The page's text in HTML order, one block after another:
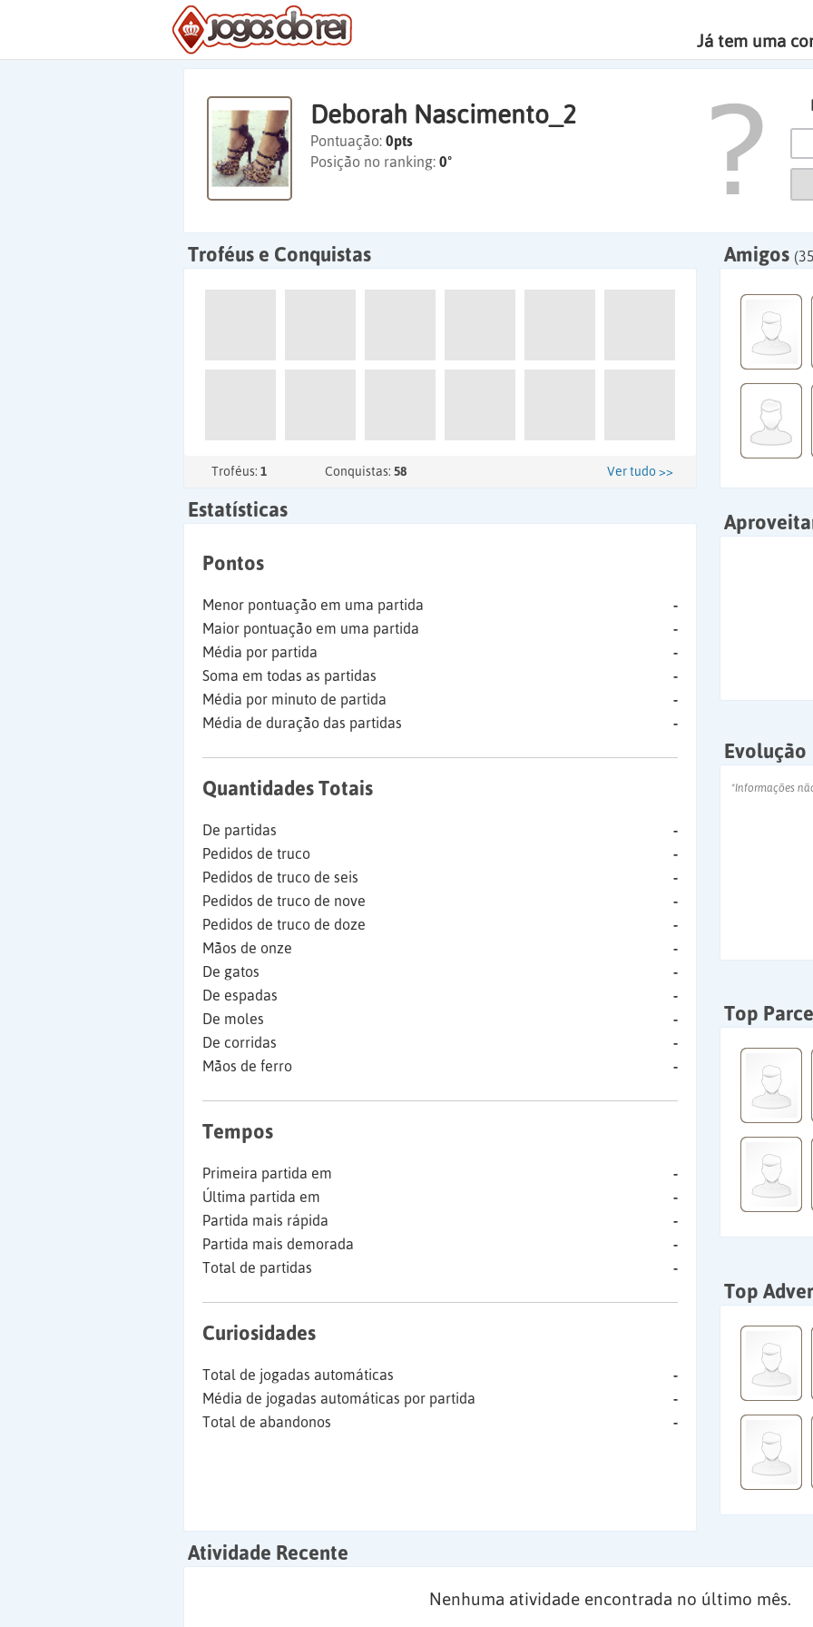
Já tem uma
Deborah Nascimento_2
Pontuação: 0pts
Posição no ranking: 0º
Troféus e Conquistas
Troféus: 1 Conquistas: 58 Ver tudo >>
Amigos
Estatísticas
Pontos
Menor pontuação em uma partida
-
Maior pontuação em uma partida
-
Média por partida
-
Soma em todas as partidas
-
Média por minuto de partida
-
Média de duração das partidas
-
Quantidades Totais
De partidas
-
Pedidos de truco
-
Pedidos de truco de seis
-
Pedidos de truco de nove
-
Pedidos de truco de doze
-
Mãos de onze
-
De gatos
-
De espadas
-
De moles
-
De corridas
-
Mãos de ferro
-
Tempos
Primeira partida em
-
Última partida em
-
Partida mais rápida
-
Partida mais demorada
-
Total de partidas
-
Curiosidades
Total de jogadas automáticas
-
Média de jogadas automáticas por partida
-
Total de abandonos
-
Evolução
*Informações
Top
Top
Atividade Recente
Nenhuma atividade encontrada no último mês.